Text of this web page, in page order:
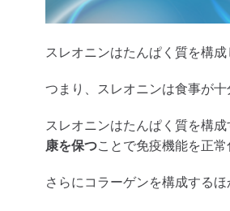
スレオニンはたんぱく質を構成
つまり、スレオニンは食事が
スレオニンはたんぱく質を構成
康を保つことで免疫機能を正
さらにコラーゲンを構成する